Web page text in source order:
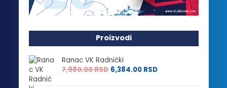
Proizvodi
Ranac VK Radnički
7,980.00RSD 6,384.00 RSD